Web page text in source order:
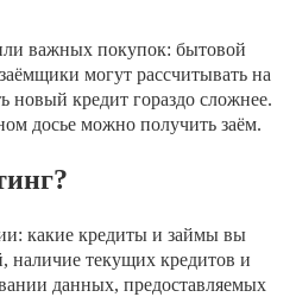
важных покупок: бытовой
могут рассчитывать на
новый кредит гораздо сложнее.
досье можно получить заём.
какие кредиты и займы вы
наличие текущих кредитов и
данных, предоставляемых